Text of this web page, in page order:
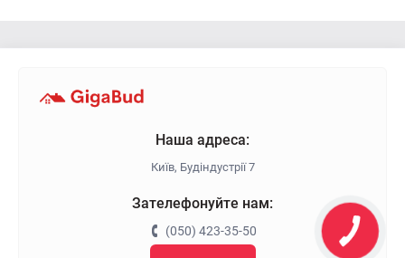
Наша адреса:
Київ, Будіндустрії 7
Зателефонуйте нам:
(050) 423-35-50